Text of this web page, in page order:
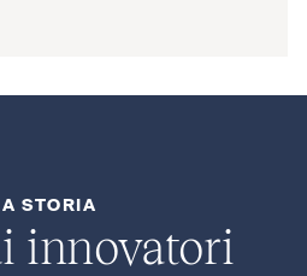
STORIA
innovatori